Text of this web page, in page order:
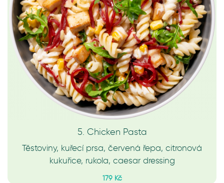
5. Chicken Pasta
Těstoviny, kuřecí prsa, červená řepa, citronová
kukuřice, rukola, caesar dressing
179 Kč